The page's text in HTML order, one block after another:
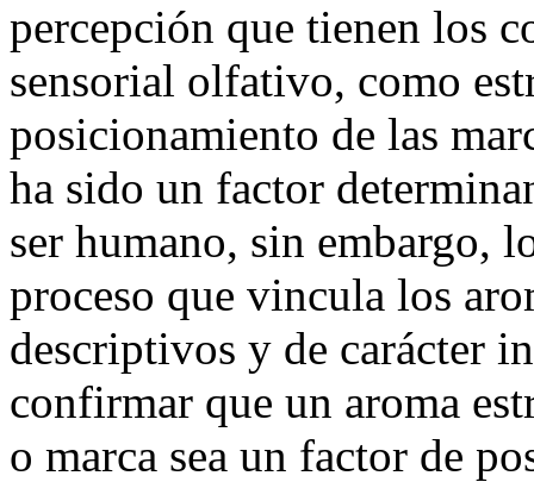
percepción que tienen los
sensorial olfativo, como
posicionamiento de las
ha sido un factor
ser humano, sin embargo,
proceso que vincula los
descriptivos y de carácter
confirmar que un aroma
o marca sea un factor de